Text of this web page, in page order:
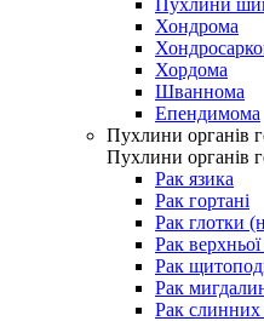
Пухлини
Хондрома
Хордома
Шваннома
Епендимома
Пухлини органів
Пухлини органів
Рак язика
Рак гортані
Рак глотки
Рак
Рак
Рак
Рак слинних